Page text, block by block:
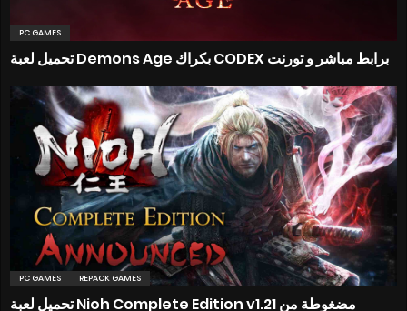
PC GAMES
تحميل لعبة Demons Age بكراك CODEX برابط مباشر و تورنت
PC GAMES REPACK GAMES
تحميل لعبة Nioh Complete Edition v1.21 مضغوطة من